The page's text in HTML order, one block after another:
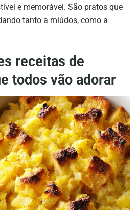
e memorável. São pratos que
tanto a miúdos, como a
receitas de
todos vão adorar